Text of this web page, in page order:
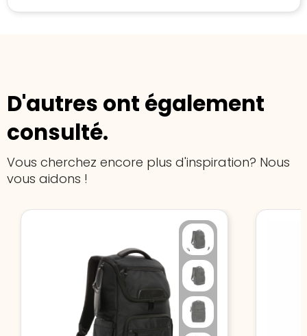
D'autres ont également
consulté.
Vous cherchez encore plus d'inspiration? Nous
vous aidons !